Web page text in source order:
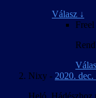
Válasz ↓
Freel
Nixy - 2020.
Heló. Hádészhoz